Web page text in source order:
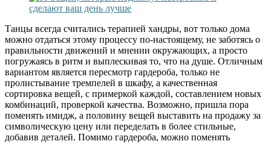
Танцы всегда считались терапией хандры, вот только дома
можно отдаться этому процессу по-настоящему, не заботясь о
правильности движений и мнении окружающих, а просто
погружаясь в ритм и выплескивая то, что на душе. Отличным
вариантом является пересмотр гардероба, только не
пролистывание тремпелей в шкафу, а качественная
сортировка вещей, с примеркой каждой, составлением новых
комбинаций, проверкой качества. Возможно, пришла пора
поменять имидж, а половину вещей выставить на продажу за
символическую цену или переделать в более стильные,
добавив деталей. Помимо гардероба, можно поменять